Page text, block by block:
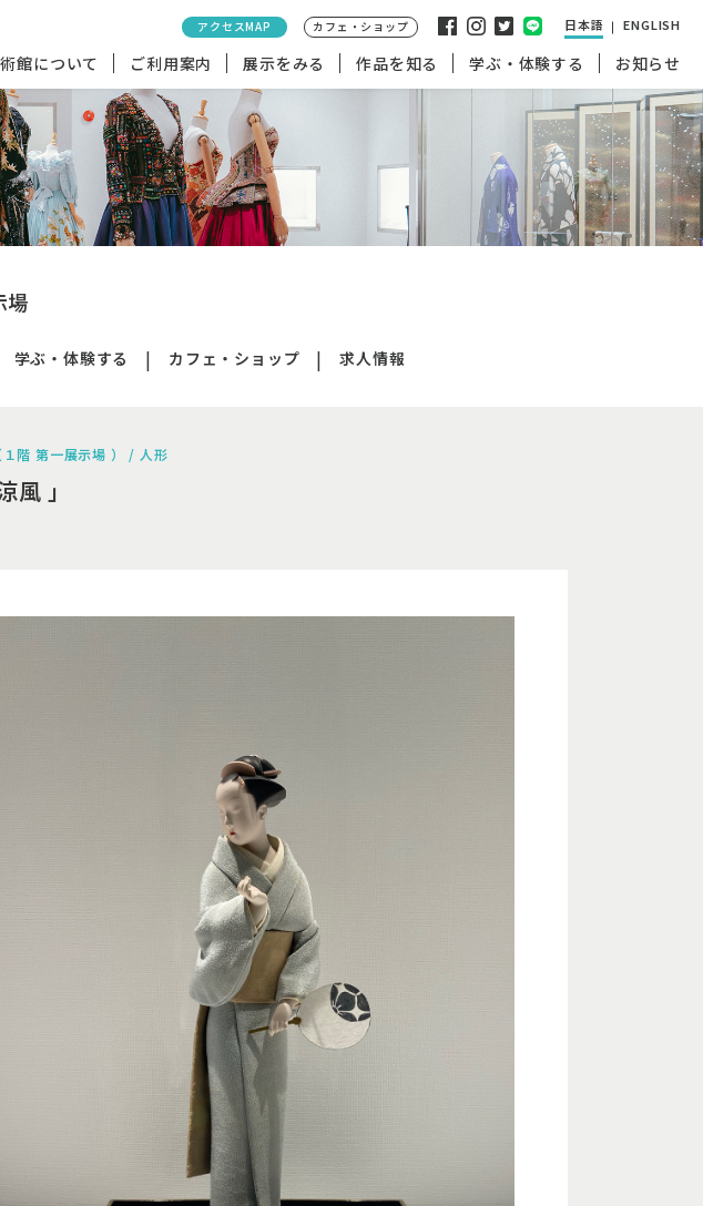
アクセスMAP カフェ・ショップ 日本語 ENGLISH
館について ご利用案内 展示をみる 作品を知る 学ぶ・体験する お知らせ
場
学ぶ・体験する カフェ・ショップ 求人情報
階 第一展示場 ） / 人形
風 」